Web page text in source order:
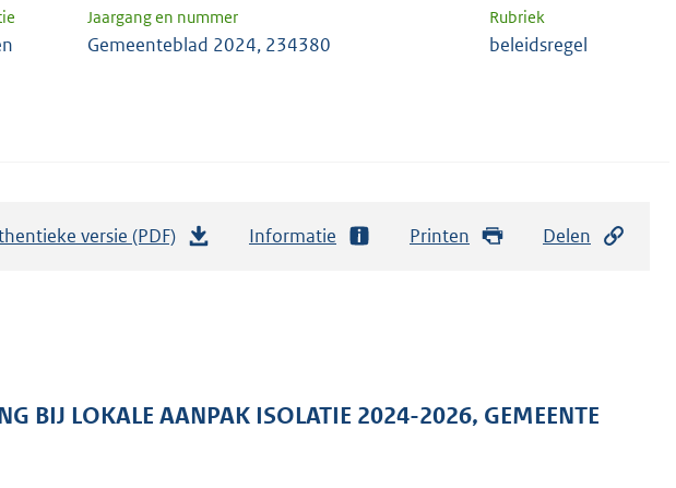
Jaargang en nummer Rubriek
Gemeenteblad 2024, 234380 beleidsregel
versie (PDF)
d
Informatie Printen Delen
BIJ LOKALE AANPAK ISOLATIE 2024-2026, GEMEENTE